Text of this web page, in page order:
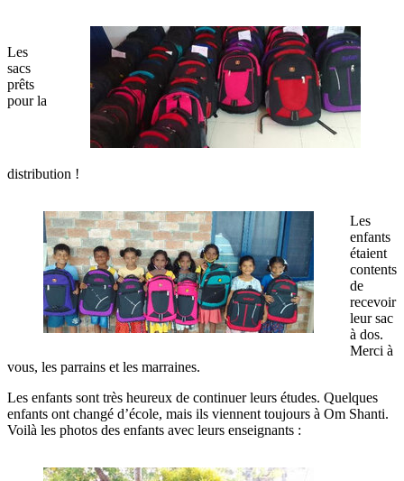
Les
sacs
prêts
pour la
distribution !
Les
enfants
étaient
contents
de
recevoir
leur sac
à dos.
Merci à
vous, les parrains et les marraines.
Les enfants sont très heureux de continuer leurs études. Quelques
enfants ont changé d’école, mais ils viennent toujours à Om Shanti.
Voilà les photos des enfants avec leurs enseignants :